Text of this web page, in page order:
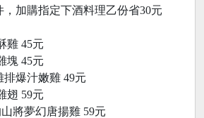
加購指定下酒料理乙份省30元
雞 45元
塊 45元
爆汁嫩雞 49元
翅 59元
將夢幻唐揚雞 59元